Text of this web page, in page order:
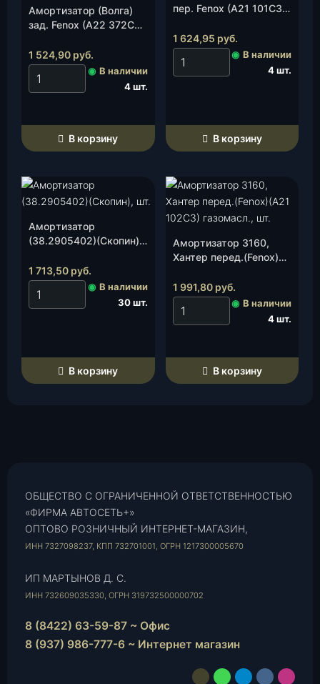
о
м
л
е
1
6
0
0
m
е
р
)
0
-
0
0
6
Амортизатор (Волга)
зад. Fenox (А22 372С3),
1 524,90 руб.
◉ В наличии
4 шт.
В корзину
пер. Fenox (А21 101С3),
1 624,95 руб.
◉ В наличии
4 шт.
В корзину
Амортизатор
(38.2905402)(Скопин),
1 713,50 руб.
◉ В наличии
30 шт.
В корзину
Амортизатор 3160,
Хантер перед.(Fenox)
шт.
1 991,80 руб.
◉ В наличии
4 шт.
В корзину
ОБЩЕСТВО С ОГРАНИЧЕННОЙ ОТВЕТСТВЕННОСТЬЮ
«ФИРМА АВТОСЕТЬ+»
ОПТОВО РОЗНИЧНЫЙ ИНТЕРНЕТ-МАГАЗИН,
ИНН 7327098237, КПП 732701001, ОГРН 1217300005670
ИП МАРТЫНОВ Д. С.
ИНН 732609035330, ОГРН 319732500000702
8 (8422) 63-59-87 ~ Офис
8 (937) 986-777-6 ~ Интернет магазин
vk.com
Telegram
WhatsApp
E-